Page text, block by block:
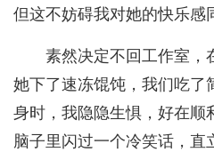
但这不妨碍我对她的快乐感
素然决定不回工作室，
她下了速冻馄饨，我们吃了
身时，我隐隐生惧，好在顺
脑子里闪过一个冷笑话，直